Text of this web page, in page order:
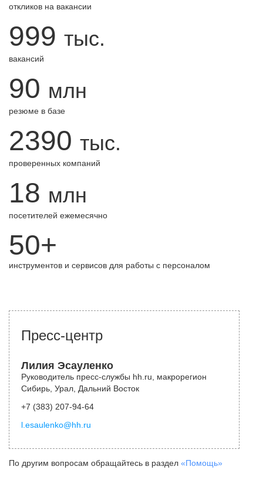
откликов на вакансии
999 тыс.
вакансий
90 млн
резюме в базе
2390 тыс.
проверенных компаний
18 млн
посетителей ежемесячно
50+
инструментов и сервисов для работы с персоналом
Пресс-центр
Лилия Эсауленко
Руководитель пресс-службы hh.ru, макрорегион
Сибирь, Урал, Дальний Восток
+7 (383) 207-94-64
l.esaulenko@hh.ru
По другим вопросам обращайтесь в раздел «Помощь»